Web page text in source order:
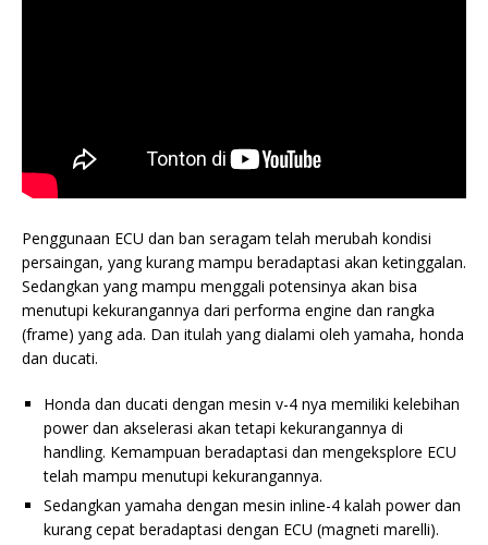
Penggunaan ECU dan ban seragam telah merubah kondisi
persaingan, yang kurang mampu beradaptasi akan ketinggalan.
Sedangkan yang mampu menggali potensinya akan bisa
menutupi kekurangannya dari performa engine dan rangka
(frame) yang ada. Dan itulah yang dialami oleh yamaha, honda
dan ducati.
Honda dan ducati dengan mesin v-4 nya memiliki kelebihan
power dan akselerasi akan tetapi kekurangannya di
handling. Kemampuan beradaptasi dan mengeksplore ECU
telah mampu menutupi kekurangannya.
Sedangkan yamaha dengan mesin inline-4 kalah power dan
kurang cepat beradaptasi dengan ECU (magneti marelli).